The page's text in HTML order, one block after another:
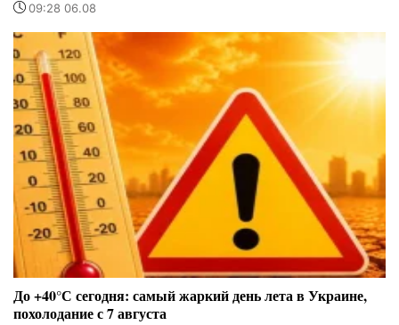
09:28 06.08
До +40°С сегодня: самый жаркий день лета в Украине,
похолодание с 7 августа